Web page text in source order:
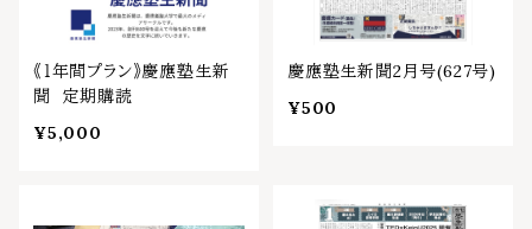
《１年間プラン》慶應塾生新
聞 定期購読
¥5,000
慶應塾生新聞2月号(627号)
¥500